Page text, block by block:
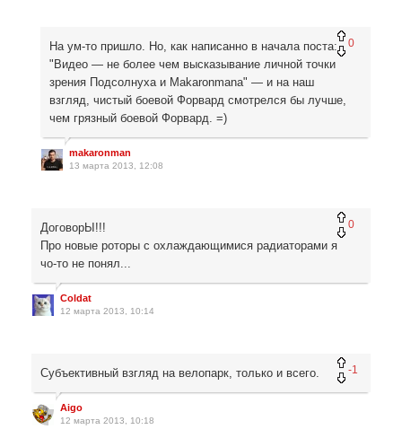
0
На ум-то пришло. Но, как написанно в начала поста:
"Видео — не более чем высказывание личной точки
зрения Подсолнуха и Makaronmana" — и на наш
взгляд, чистый боевой Форвард смотрелся бы лучше,
чем грязный боевой Форвард. =)
makaronman
13 марта 2013, 12:08
0
ДоговорЫ!!!
Про новые роторы с охлаждающимися радиаторами я
чо-то не понял...
Coldat
12 марта 2013, 10:14
-1
Субъективный взгляд на велопарк, только и всего.
Aigo
12 марта 2013, 10:18